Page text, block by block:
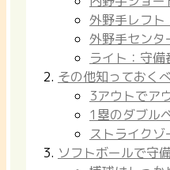
外野手レフ
外野手セン
ライト：守備
その他知っておく
3アウトでア
1塁のダブル
ストライクゾ
ソフトボールで守